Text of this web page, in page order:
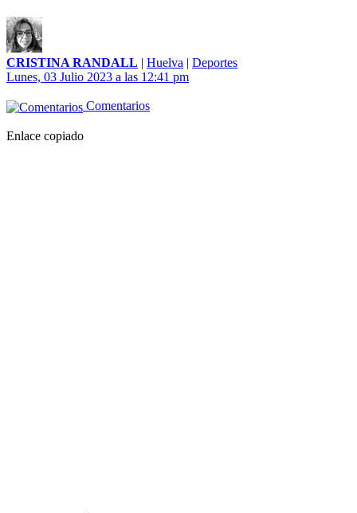
CRISTINA RANDALL | Huelva | Deportes
Lunes, 03 Julio 2023 a las 12:41 pm
Comentarios
Enlace copiado